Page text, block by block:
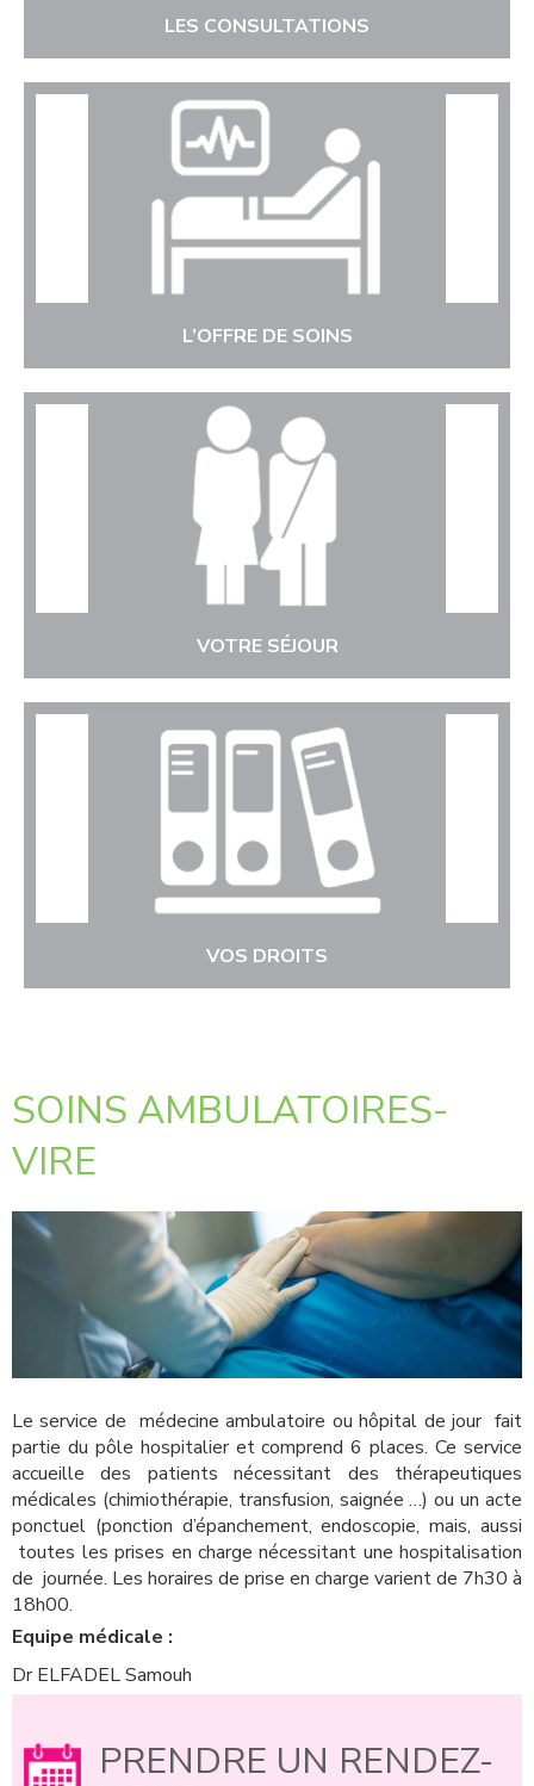
LES CONSULTATIONS
L’OFFRE DE SOINS
VOTRE SÉJOUR
VOS DROITS
SOINS AMBULATOIRES-
VIRE
Le service de médecine ambulatoire ou hôpital de jour fait
partie du pôle hospitalier et comprend 6 places. Ce service
accueille des patients nécessitant des thérapeutiques
médicales (chimiothérapie, transfusion, saignée …) ou un acte
ponctuel (ponction d’épanchement, endoscopie, mais, aussi
toutes les prises en charge nécessitant une hospitalisation
de journée. Les horaires de prise en charge varient de 7h30 à
18h00.
Equipe médicale :
Dr ELFADEL Samouh
PRENDRE UN RENDEZ-